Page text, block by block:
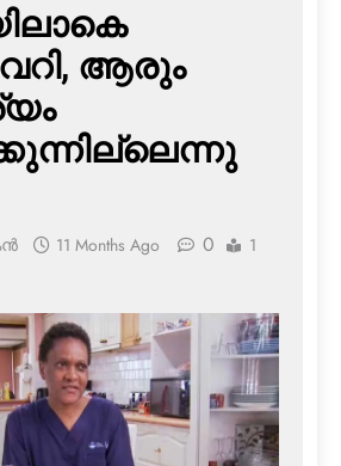
ആരും
11 Months Ago 0
1